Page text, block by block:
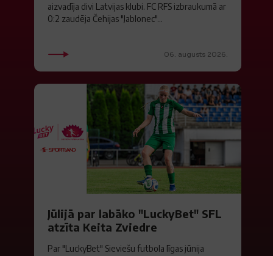
aizvadīja divi Latvijas klubi. FC RFS izbraukumā ar
0:2 zaudēja Čehijas "Jablonec"...
06. augusts 2026.
Jūlijā par labāko "LuckyBet" SFL
atzīta Keita Zviedre
Par "LuckyBet" Sieviešu futbola līgas jūnija